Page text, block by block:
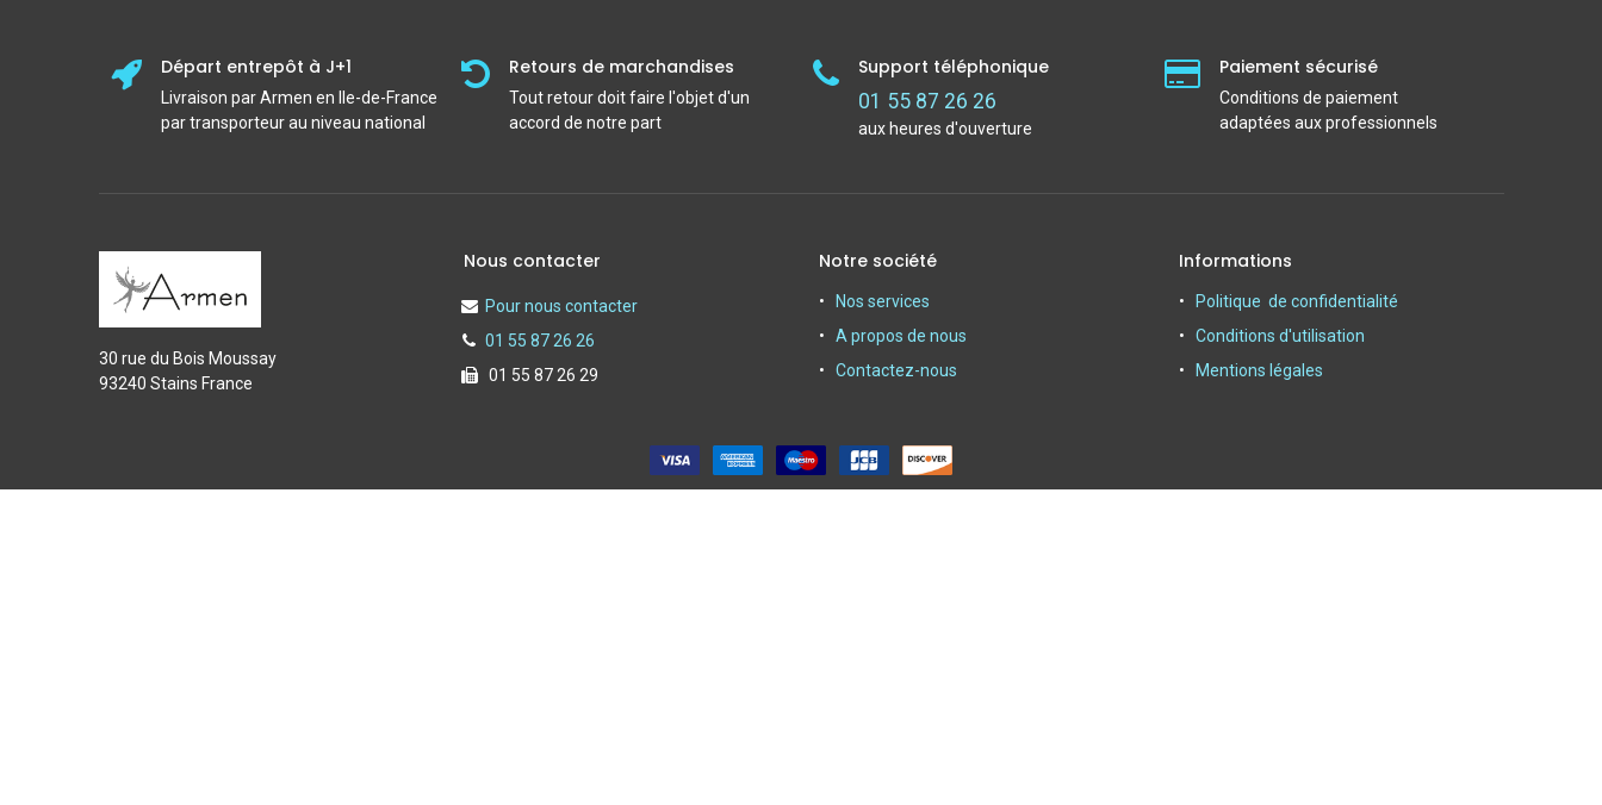
Départ entrepôt à J+1
Livraison par Armen en Ile-de-France
par transporteur au niveau national
Retours de marchandises
Tout retour doit faire l'objet d'un
accord de notre part
Support téléphonique
01 55 87 26 26
aux heures d'ouverture
Paiement sécurisé
Conditions de paiement
adaptées aux professionnels
30 rue du Bois Moussay
93240 Stains France
Nous contacter
Pour nous contacter
01 55 87 26 26
01 55 87 26 29
Notre société
Nos services
A propos de nous
Contactez-nous
Informations
Politique de confidentialité
Conditions d'utilisation
Mentions légales